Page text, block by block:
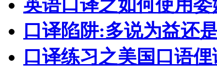
英语口译之如何使用委
口译陷阱:多说为益还
口译练习之美国口语俚